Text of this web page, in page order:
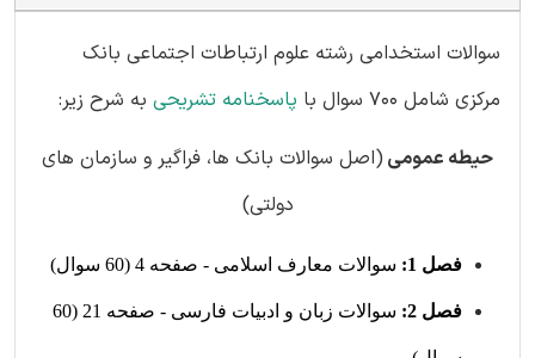
سوالات استخدامی رشته علوم ارتباطات اجتماعی بانک
مرکزی شامل 700 سوال با
پاسخنامه تشریحی به شرح زیر:
حیطه عمومی(اصل سوالات بانک ها، فراگیر و سازمان های
دولتی)
فصل 1: سوالات معارف اسلامی - صفحه 4 (60 سوال)
فصل 2: سوالات زبان و ادبیات فارسی - صفحه 21 (60